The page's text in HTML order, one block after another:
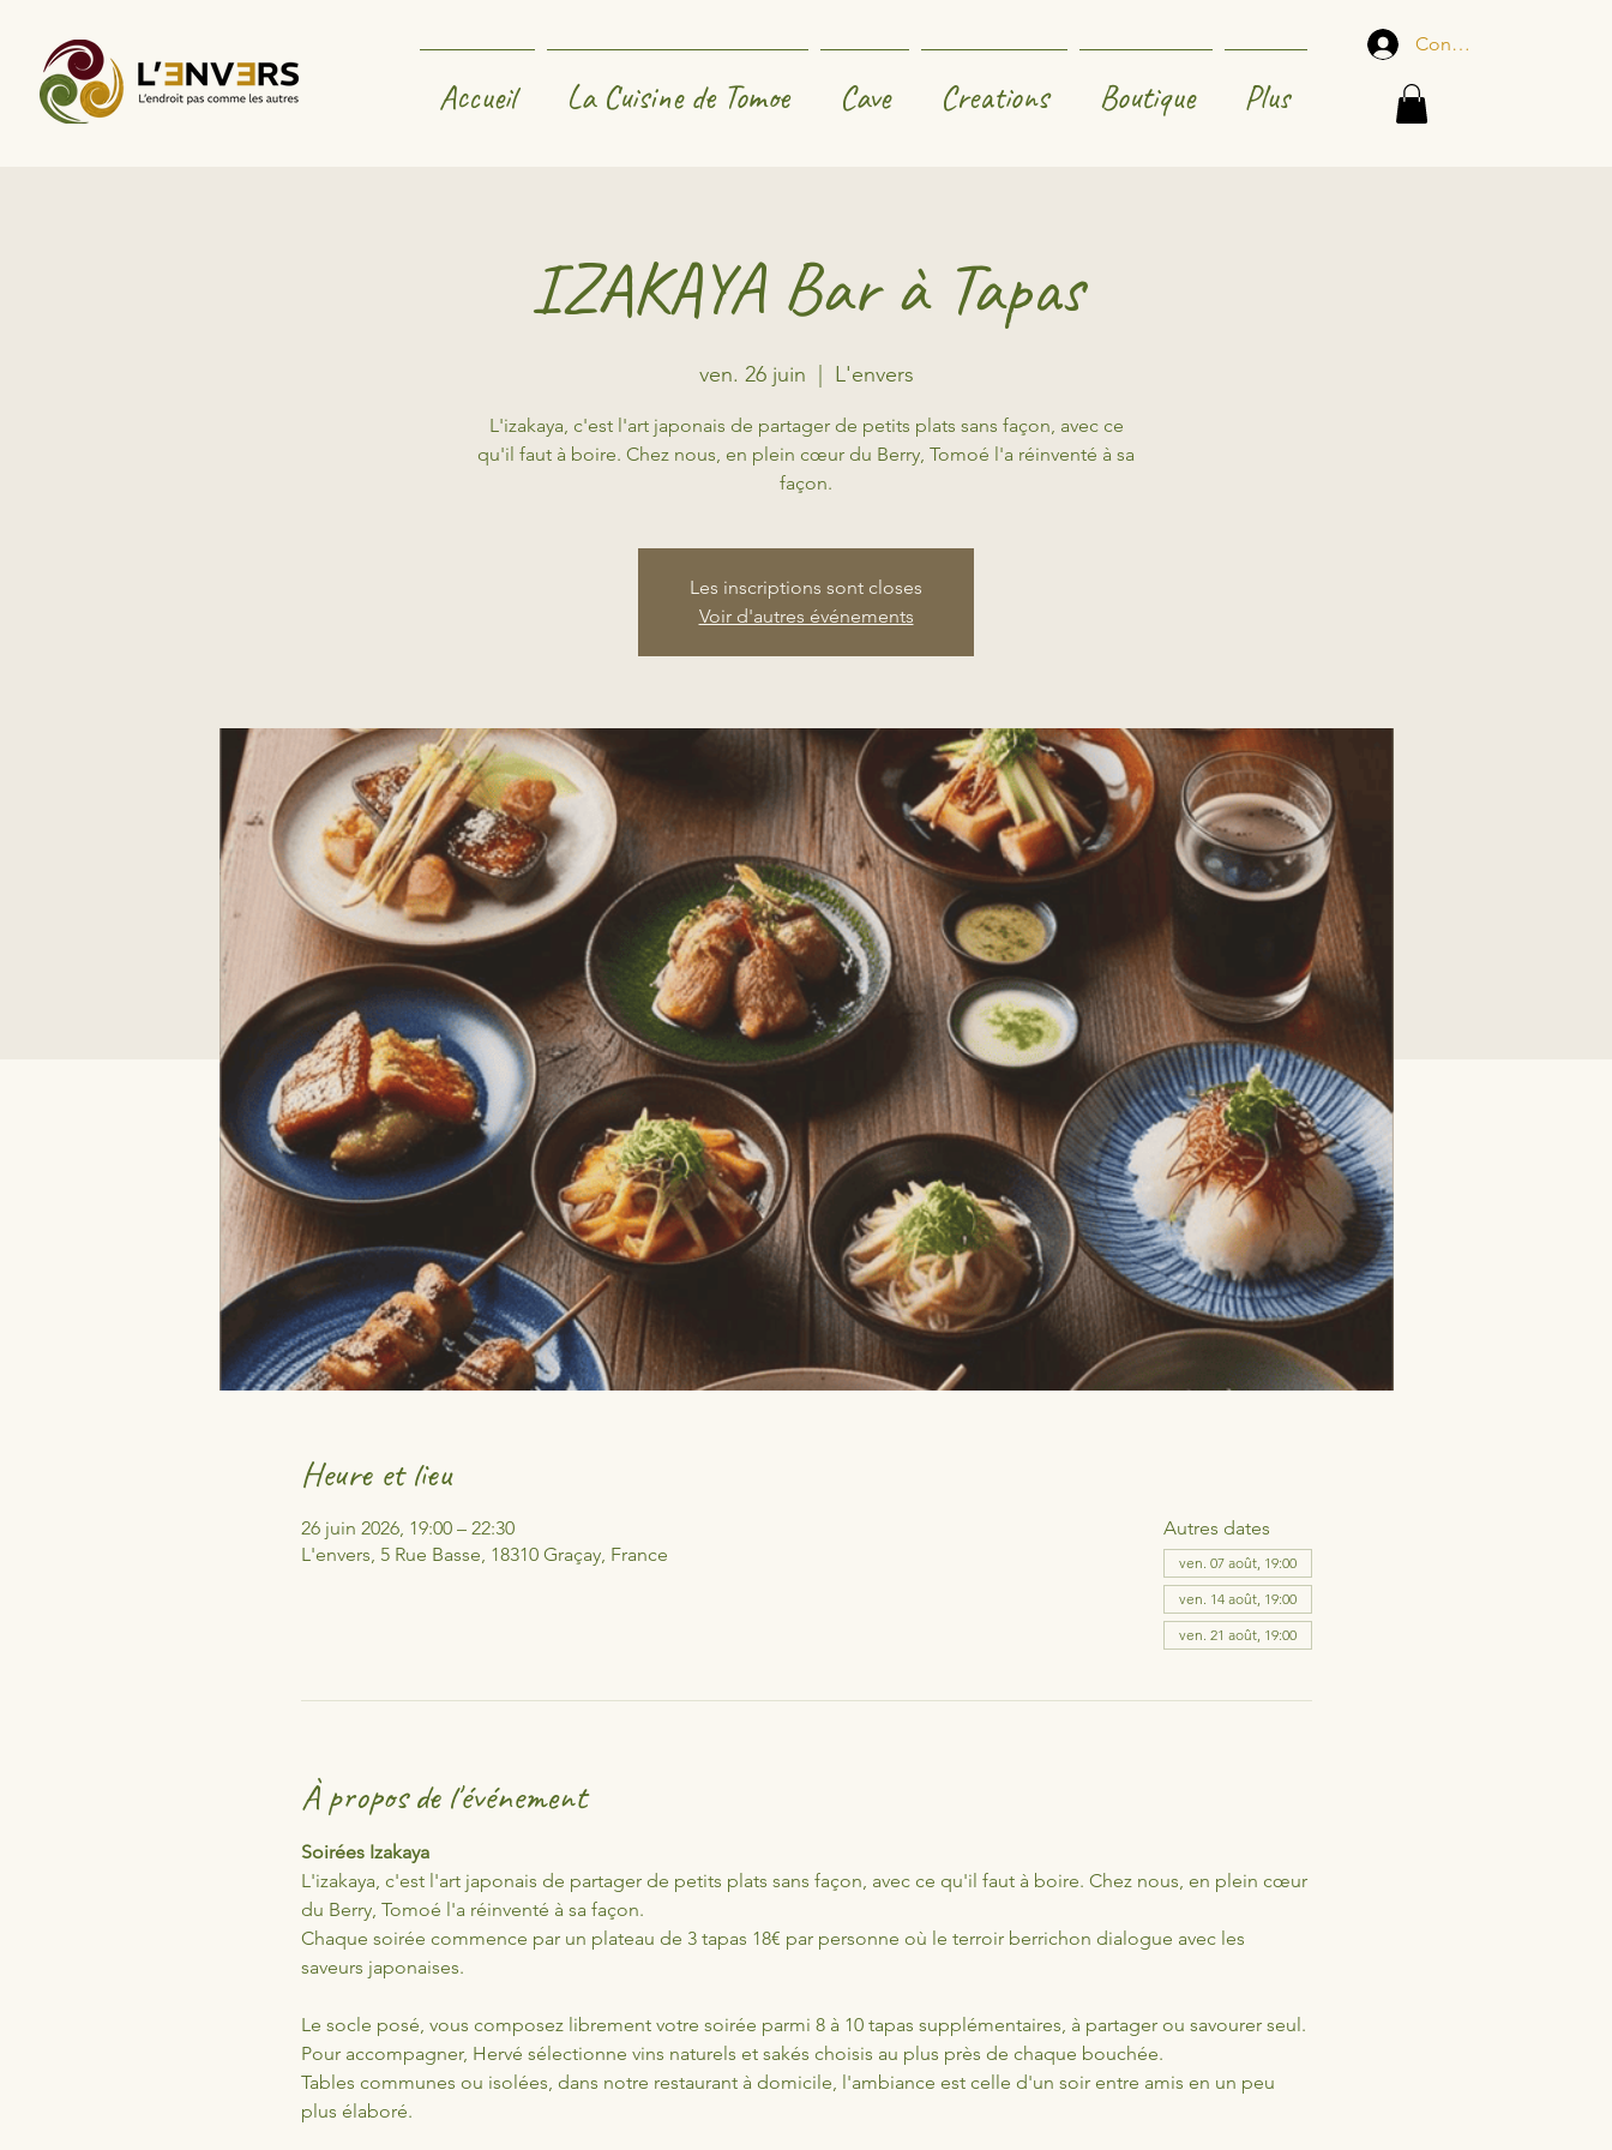
Accueil La Cuisine de Tomoe Cave Creations Boutique Plus
Connexion
IZAKAYA Bar à Tapas
ven. 26 juin L'envers
L'izakaya, c'est l'art japonais de partager de petits plats sans façon, avec ce
qu'il faut à boire. Chez nous, en plein cœur du Berry, Tomoé l'a réinventé à sa
façon.
Les inscriptions sont closes
Voir d'autres événements
Heure et lieu
26 juin 2026, 19:00 – 22:30
L'envers, 5 Rue Basse, 18310 Graçay, France
Autres dates
ven. 07 août, 19:00
ven. 14 août, 19:00
ven. 21 août, 19:00
À propos de l'événement
Soirées Izakaya
L'izakaya, c'est l'art japonais de partager de petits plats sans façon, avec ce qu'il faut à boire. Chez nous, en plein cœur
du Berry, Tomoé l'a réinventé à sa façon.
Chaque soirée commence par un plateau de 3 tapas 18€ par personne où le terroir berrichon dialogue avec les
saveurs japonaises.
Le socle posé, vous composez librement votre soirée parmi 8 à 10 tapas supplémentaires, à partager ou savourer seul.
Pour accompagner, Hervé sélectionne vins naturels et sakés choisis au plus près de chaque bouchée.
Tables communes ou isolées, dans notre restaurant à domicile, l'ambiance est celle d'un soir entre amis en un peu
plus élaboré.